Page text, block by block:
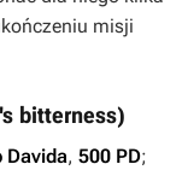
misji
bitterness)
Davida, 500 PD;